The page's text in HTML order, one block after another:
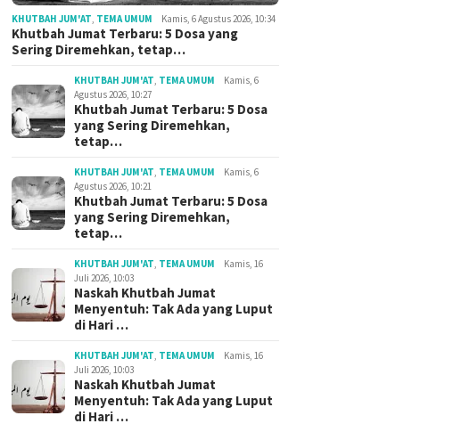
KHUTBAH JUM'AT, TEMA UMUM Kamis, 6 Agustus 2026, 10:34
Khutbah Jumat Terbaru: 5 Dosa yang
Sering Diremehkan, tetap…
KHUTBAH JUM'AT, TEMA UMUM
Kamis, 6
Agustus 2026, 10:27
Khutbah Jumat Terbaru: 5 Dosa
yang Sering Diremehkan,
tetap…
KHUTBAH JUM'AT, TEMA UMUM
Kamis, 6
Agustus 2026, 10:21
Khutbah Jumat Terbaru: 5 Dosa
yang Sering Diremehkan,
tetap…
KHUTBAH JUM'AT, TEMA UMUM
Kamis, 16
Juli 2026, 10:03
Naskah Khutbah Jumat
Menyentuh: Tak Ada yang Luput
di Hari …
KHUTBAH JUM'AT, TEMA UMUM
Kamis, 16
Juli 2026, 10:03
Naskah Khutbah Jumat
Menyentuh: Tak Ada yang Luput
di Hari …